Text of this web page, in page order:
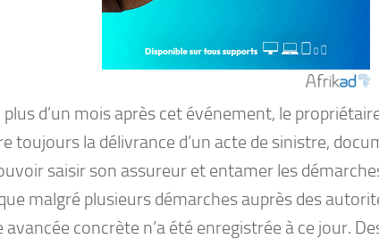
plus d’un mois après cet événement, le
toujours la délivrance d’un acte de sinistre,
saisir son assureur et entamer les
malgré plusieurs démarches auprès des
avancée concrète n’a été enregistrée à ce jour.